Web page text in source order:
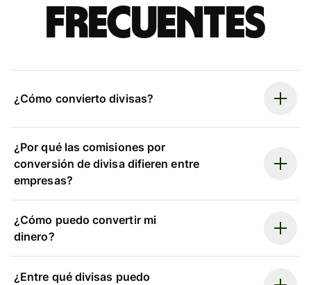
frecuentes
¿Cómo convierto divisas?
¿Por qué las comisiones por
conversión de divisa difieren entre
empresas?
¿Cómo puedo convertir mi
dinero?
¿Entre qué divisas puedo